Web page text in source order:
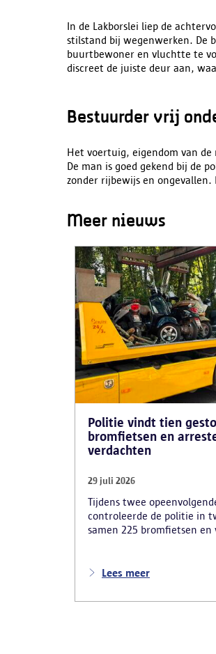
In de Lakborslei liep de
stilstand bij wegenwerken. De
buurtbewoner en vluchtte te
discreet de juiste deur aan,
Bestuurder vrij
Het voertuig, eigendom van
De man is goed gekend bij de
zonder rijbewijs en
Meer nieuws
Politie vindt tien
bromfietsen en
verdachten
29 juli 2026
Tijdens twee
controleerde de politie in
samen 225 bromfietsen en
teruggevonden en zestien
arresteerde de politie ook
Lees meer